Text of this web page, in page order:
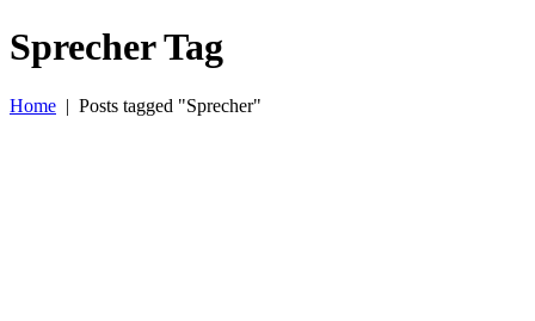
Sprecher Tag
Home | Posts tagged "Sprecher"